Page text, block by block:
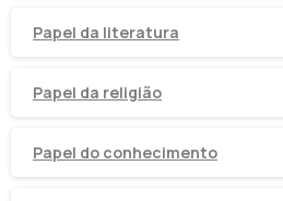
Papel da literatura
Papel da religião
Papel do conhecimento